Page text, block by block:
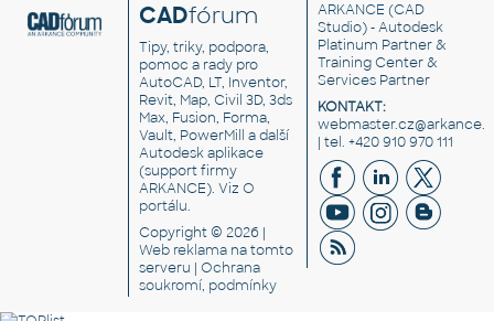
CADfórum
Tipy, triky, podpora,
pomoc a rady pro
AutoCAD, LT, Inventor,
Revit, Map, Civil 3D, 3ds
Max, Fusion, Forma,
Vault, PowerMill a další
Autodesk aplikace
(support firmy
ARKANCE). VizO
portálu.
Copyright © 2026 |
Web reklama na tomto
serveru |Ochrana
soukromí, podmínky
ARKANCE (CAD
Studio) - Autodesk
Platinum Partner &
Training Center &
Services Partner
KONTAKT:
| tel. +420 910 970 111